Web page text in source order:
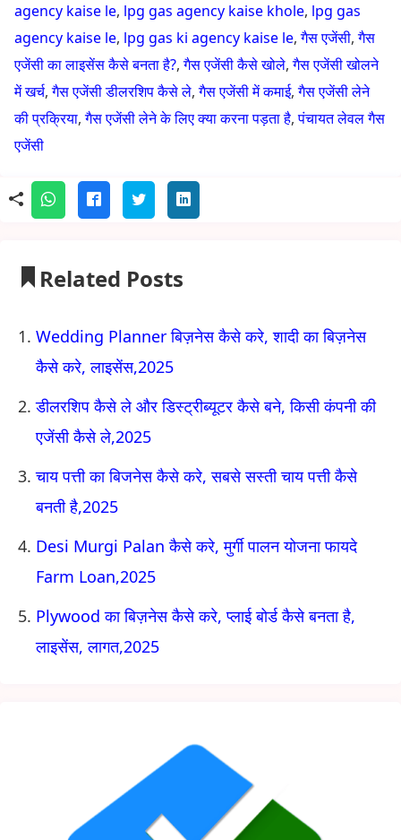
agency kaise le, lpg gas agency kaise khole, lpg gas
agency kaise le, lpg gas ki agency kaise le,गैस एजेंसी,गैस
एजेंसी का लाइसेंस कैसे बनता है?,गैस एजेंसी कैसे खोले,गैस एजेंसी खोलने
में खर्च,गैस एजेंसी डीलरशिप कैसे ले,गैस एजेंसी में कमाई,गैस एजेंसी लेने
की प्रक्रिया,गैस एजेंसी लेने के लिए क्या करना पड़ता है,पंचायत लेवल गैस
एजेंसी
Related Posts
Wedding Planner बिज़नेस कैसे करे, शादी का बिज़नेस
कैसे करे, लाइसेंस,2025
डीलरशिप कैसे ले और डिस्ट्रीब्यूटर कैसे बने, किसी कंपनी की
एजेंसी कैसे ले,2025
चाय पत्ती का बिजनेस कैसे करे, सबसे सस्ती चाय पत्ती कैसे
बनती है,2025
Desi Murgi Palan कैसे करे, मुर्गी पालन योजना फायदे
Farm Loan,2025
Plywood का बिज़नेस कैसे करे, प्लाई बोर्ड कैसे बनता है,
लाइसेंस, लागत,2025